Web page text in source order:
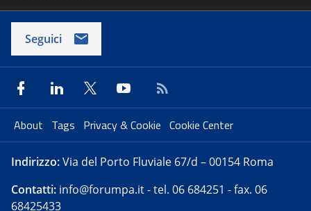
Seguici
About Tags Privacy & Cookie Cookie Center
Indirizzo:Via del Porto Fluviale 67/d – 00154 Roma
Contatti: info@forumpa.it- tel. 06 684251 - fax. 06
68425433